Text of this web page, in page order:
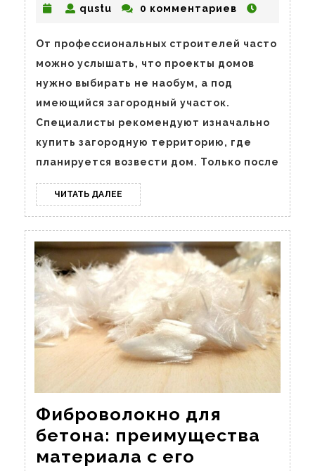
выбирать
проекты
домов
«под
участок»?
qustu qustu0 комментариев
От профессиональных строителей часто
можно услышать, что проекты домов
нужно выбирать не наобум, а под
имеющийся загородный участок.
Специалисты рекомендуют изначально
купить загородную территорию, где
планируется возвести дом. Только после
ЧИТАТЬ ДАЛЕЕ ЧИТАТЬ
ДАЛЕЕ
Фиброволокно для
бетона: преимущества
материала с его